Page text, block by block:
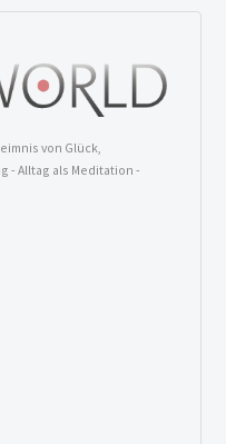
von Glück,
- Alltag als Meditation -